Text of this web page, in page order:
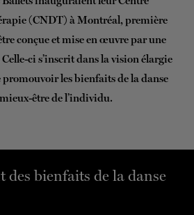
FAIRE UN DON
(CNDT) à Montréal, première
conçue et mise en œuvre par une
ci s’inscrit dans la vision élargie
promouvoir les bienfaits de la danse
être de l’individu.
des bienfaits de la danse